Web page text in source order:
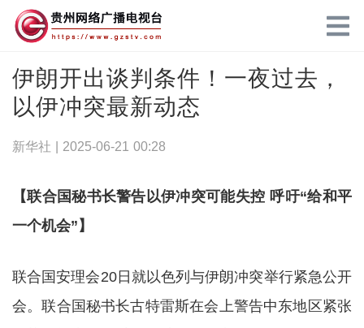
伊朗开出谈判条件！一夜过去，
以伊冲突最新动态
新华社 | 2025-06-21 00:28
【联合国秘书长警告以伊冲突可能失控 呼吁“给和平
一个机会”】
联合国安理会20日就以色列与伊朗冲突举行紧急公开
会。联合国秘书长古特雷斯在会上警告中东地区紧张